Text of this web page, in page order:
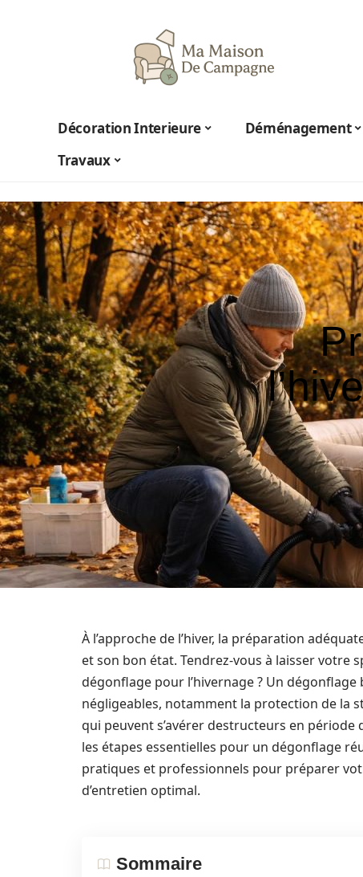
Décoration Interieure Déménagement
Travaux
À l’approche de l’hiver, la préparation
et son bon état. Tendrez-vous à laisser votre
dégonflage pour l’hivernage ? Un
négligeables, notamment la protection de la
qui peuvent s’avérer destructeurs en
les étapes essentielles pour un dégonflage
pratiques et professionnels pour préparer
d’entretien optimal.
Sommaire